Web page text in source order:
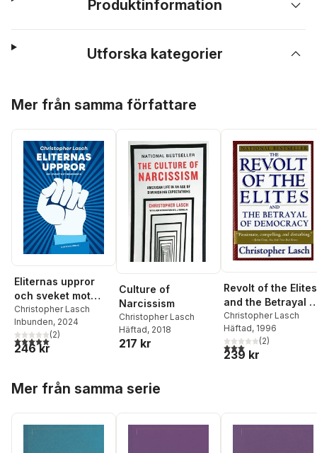
Produktinformation
Utforska kategorier
Mer från samma författare
Eliternas uppror
och sveket mot
demokratin
Christopher Lasch
Inbunden, 2024
5,0utav 5 stjärnor. Totalt antal röster:
(2)
246 kr
Culture of
Narcissism
Christopher Lasch
Häftad, 2018
217 kr
Revolt of the Elites
and the Betrayal
Democracy
Christopher Lasch
Häftad, 1996
3,0utav 5 stjärnor.
(2)
239 kr
Mer från samma serie